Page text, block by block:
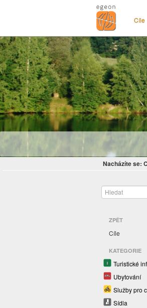
Cíle
Nacházíte se:
ZPĚT
Cíle
KATEGORIE
Turistické
Ubytování
Služby pro
Sídla